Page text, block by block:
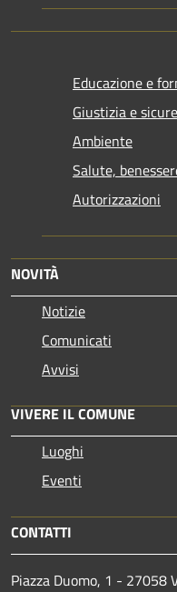
Educazione e
Giustizia e
Ambiente
Salute,
Autorizzazioni
NOVITÀ
Notizie
Comunicati
Avvisi
VIVERE IL COMUNE
Luoghi
Eventi
CONTATTI
Piazza Duomo, 1 - 27058